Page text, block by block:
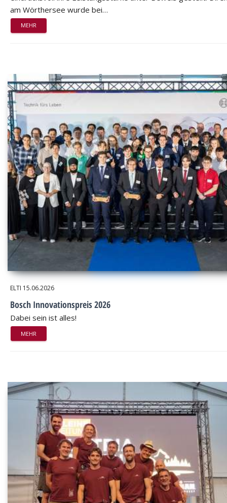
am Wörthersee wurde bei…
MEHR
ELTI 15.06.2026
Bosch Innovationspreis 2026
Dabei sein ist alles!
MEHR